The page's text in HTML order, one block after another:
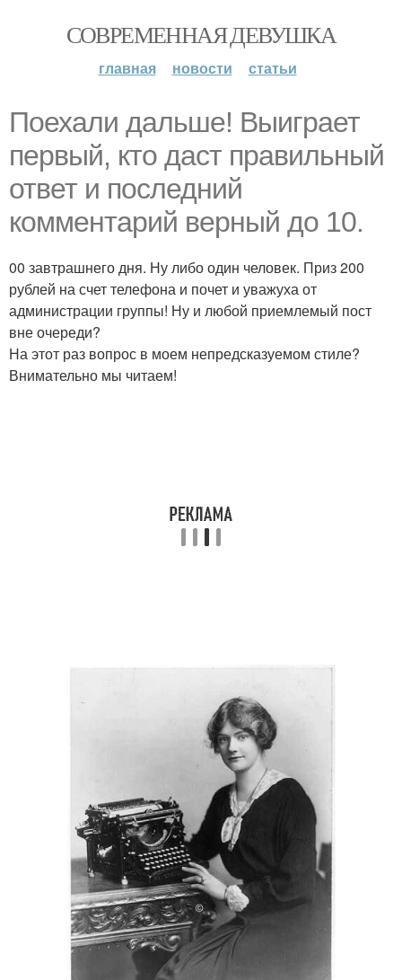
СОВРЕМЕННАЯ ДЕВУШКА
главная новости статьи
Поехали дальше! Выиграет
первый, кто даст правильный
ответ и последний
комментарий верный до 10.
00 завтрашнего дня. Ну либо один человек. Приз 200
рублей на счет телефона и почет и уважуха от
администрации группы! Ну и любой приемлемый пост
вне очереди?
На этот раз вопрос в моем непредсказуемом стиле?
Внимательно мы читаем!